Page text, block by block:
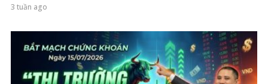
3 tuần ago